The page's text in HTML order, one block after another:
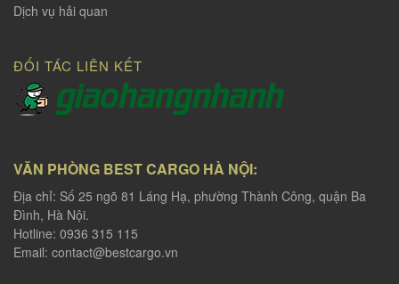
Dịch vụ hải quan
ĐỐI TÁC LIÊN KẾT
VĂN PHÒNG BEST CARGO HÀ NỘI:
Địa chỉ: Số 25 ngõ 81 Láng Hạ, phường Thành Công, quận Ba
Đình, Hà Nội.
Hotline: 0936 315 115
Email: contact@bestcargo.vn